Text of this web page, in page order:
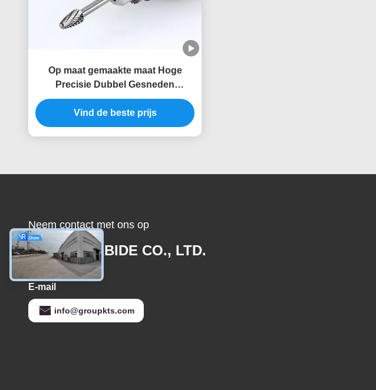
Op maat gemaakte maat Hoge
Precisie Dubbel Gesneden
Wolframcarbide Frees 6 mm
Schacht Dremel Boor Bits
Vind de beste prijs
Neem contact met ons op
JOINT CARBIDE CO., LTD.
E-mail
info@groupkts.com